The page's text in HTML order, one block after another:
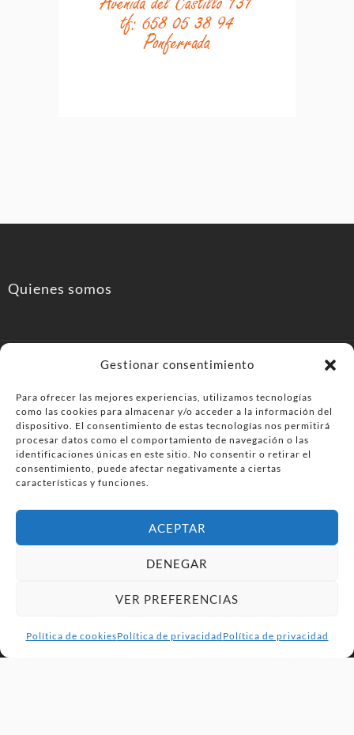
Gestionar consentimiento
Para ofrecer las mejores experiencias, utilizamos tecnologías
como las cookies para almacenar y/o acceder a la información del
dispositivo. El consentimiento de estas tecnologías nos permitirá
procesar datos como el comportamiento de navegación o las
identificaciones únicas en este sitio. No consentir o retirar el
consentimiento, puede afectar negativamente a ciertas
características y funciones.
ACEPTAR
DENEGAR
VER PREFERENCIAS
Política de cookiesPolítica de privacidad Política de privacidad
Quienes somos
PonferradaHoy.com
Agenda de eventos y planes en el Bierzo. información,
ocio, cultura y gastronomía en Ponferrada y la
© PonferradaHoy.com desde 2015 - | Magazine de ocio en la
comarca del Bierzo
Más información sobre las cookies